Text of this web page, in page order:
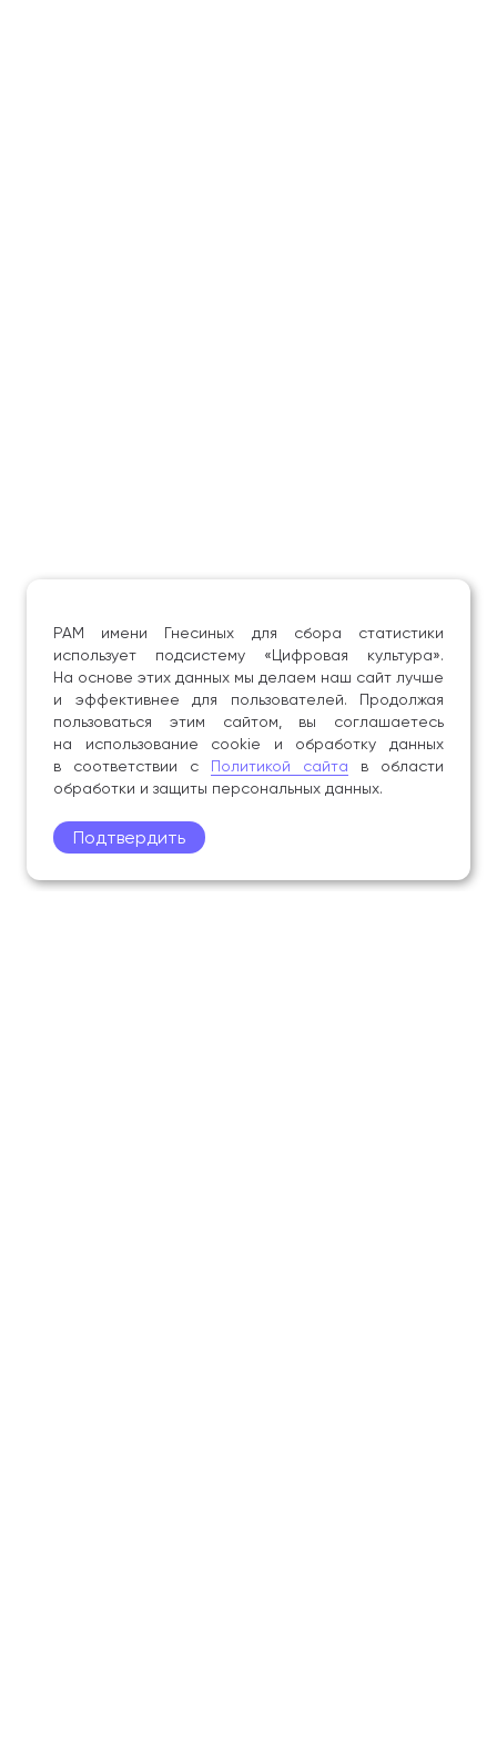
РАМ имени Гнесиных для сбора статистики
использует подсистему «Цифровая культура».
На основе этих данных мы делаем наш сайт лучше
и эффективнее для пользователей. Продолжая
пользоваться этим сайтом, вы соглашаетесь
на использование cookie и обработку данных
в соответствии с Политикой сайта в области
обработки и защиты персональных данных.
Подтвердить